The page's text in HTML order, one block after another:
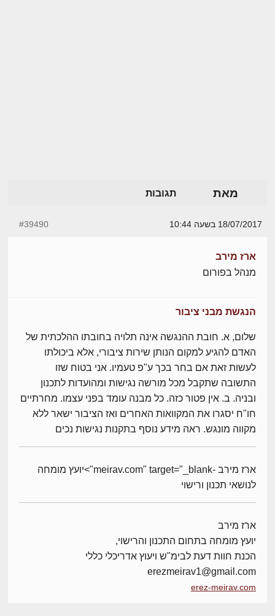
מאת תגובות
18/07/2017 בשעה 10:44 #39490
ארז מירב
מנהל בפורום
הנגשת מבני ציבור
שלום, א. חובת ההנגשה אינה תלויה בחובתו ההלכתית של
האדם להגיע למקום הנותן שירות ציבורי, אלא ביכולתו
לעשות זאת אם בחר בכך ע"פ טעמיו. אני בטוח שזו
התשובה שתקבל מכל מורשה נגישות ומהועדות לתכנון
ובניה. ב. אין פטור כזה. כל מבנה עומד בפני עצמו. מחרתיים
חו"ח יסגרו את המקוואות האחרים ואז הציבור ישאר ללא
מקווה מונגש. ראה מידע נוסף בתקנות נגישות נכים
ארז מירב -meirav.com" target="_blank">יועץ מומחה
לנושאי תכנון ורישוי
ארז מירב
יועץ מומחה בתחום התכנון והרישוי,
הכנת חוות דעת לבימ"ש ויעוץ אדריכלי כללי
erezmeirav1@gmail.com
erez-meirav.com